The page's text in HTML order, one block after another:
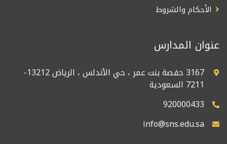
الأحكام والشروط
عنوان المدارس
3167 حفصة بنت عمر ، حي الأندلس ، الرياض 13212-
7211 السعودية
920000433
info@sns.edu.sa